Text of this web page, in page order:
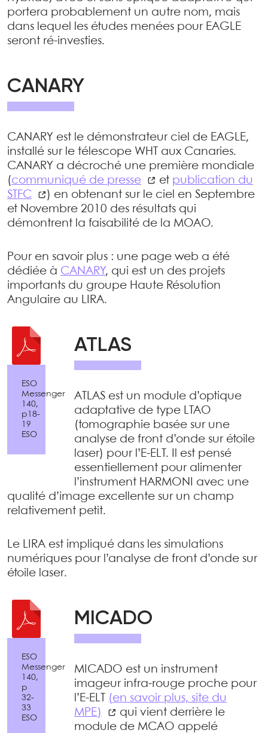
portera probablement un autre nom, mais
dans lequel les études menées pour EAGLE
seront ré-investies.
CANARY
CANARY est le démonstrateur ciel de EAGLE,
installé sur le télescope WHT aux Canaries.
CANARY a décroché une première mondiale
(communiqué de presse et publication du
STFC
) en obtenant sur le ciel en Septembre
et Novembre 2010 des résultats qui
démontrent la faisabilité de la MOAO.
Pour en savoir plus : une page web a été
dédiée à CANARY, qui est un des projets
importants du groupe Haute Résolution
Angulaire au LIRA.
ESO
Messenger
140,
p18-
19
ESO
ATLAS
ATLAS est un module d’optique
adaptative de type LTAO
(tomographie basée sur une
analyse de front d’onde sur étoile
laser) pour l’E-ELT. Il est pensé
essentiellement pour alimenter
l’instrument HARMONI avec une
qualité d’image excellente sur un champ
relativement petit.
Le LIRA est impliqué dans les simulations
numériques pour l’analyse de front d’onde sur
étoile laser.
ESO
Messenger
140,
p
32-
33
ESO
MICADO
MICADO est un instrument
imageur infra-rouge proche pour
l’E-ELT
(en savoir plus, site du
MPE)
qui vient derrière le
module de MCAO appelé